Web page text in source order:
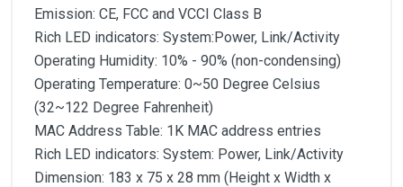
Emission: CE, FCC and VCCI Class B
Rich LED indicators: System:Power, Link/Activity
Operating Humidity: 10% - 90% (non-condensing)
Operating Temperature: 0~50 Degree Celsius
(32~122 Degree Fahrenheit)
MAC Address Table: 1K MAC address entries
Rich LED indicators: System: Power, Link/Activity
Dimension: 183 x 75 x 28 mm (Height x Width x